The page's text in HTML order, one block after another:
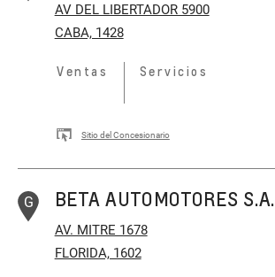
AV DEL LIBERTADOR 5900
CABA, 1428
Ventas Servicios
Sitio del Concesionario
G BETA AUTOMOTORES S.A.
AV. MITRE 1678
FLORIDA, 1602